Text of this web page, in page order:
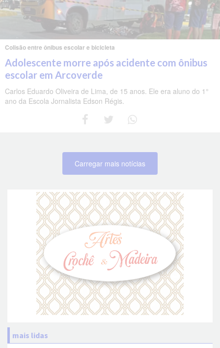
Colisão entre ônibus escolar e bicicleta
Adolescente morre após acidente com ônibus
escolar em Arcoverde
Carlos Eduardo Oliveira de Lima, de 15 anos. Ele era aluno do 1°
ano da Escola Jornalista Edson Régis.
Carregar mais notícias
mais lidas